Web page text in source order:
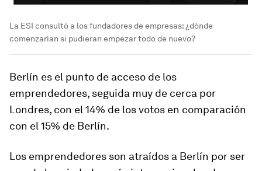
La ESI consultó a los fundadores de empresas: ¿dónde
comenzarían si pudieran empezar todo de nuevo?
Berlín es el punto de acceso de los
emprendedores, seguida muy de cerca por
Londres, con el 14% de los votos en comparación
con el 15% de Berlín.
Los emprendedores son atraídos a Berlín por ser